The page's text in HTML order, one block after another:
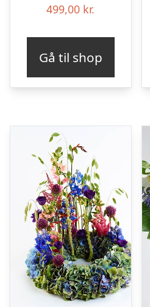
499,00 kr.
Gå til shop